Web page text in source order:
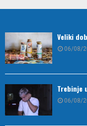
Veliki
06/08/
Trebinje
06/08/